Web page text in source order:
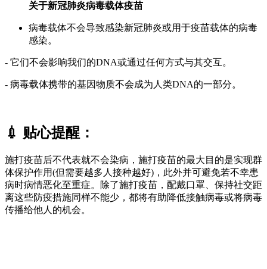
关于新冠肺炎病毒载体疫苗
病毒载体不会导致感染新冠肺炎或用于疫苗载体的病毒
感染。
- 它们不会影响我们的DNA或通过任何方式与其交互。
- 病毒载体携带的基因物质不会成为人类DNA的一部分。
💉 贴心提醒：
施打疫苗后不代表就不会染病，施打疫苗的最大目的是实现群
体保护作用(但需要越多人接种越好)，此外并可避免若不幸患
病时病情恶化至重症。除了施打疫苗，配戴口罩、保持社交距
离这些防疫措施同样不能少，都将有助降低接触病毒或将病毒
传播给他人的机会。